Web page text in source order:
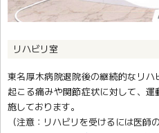
リハビリ室
東名厚木病院退院後の継続的なリ
起こる痛みや関節症状に対して、
施しております。
（注意：リハビリを受けるには医師